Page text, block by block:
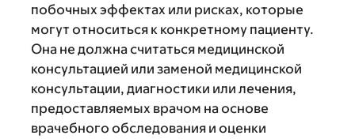
побочных эффектах или рисках, которые
могут относиться к конкретному пациенту.
Она не должна считаться медицинской
консультацией или заменой медицинской
консультации, диагностики или лечения,
предоставляемых врачом на основе
врачебного обследования и оценки